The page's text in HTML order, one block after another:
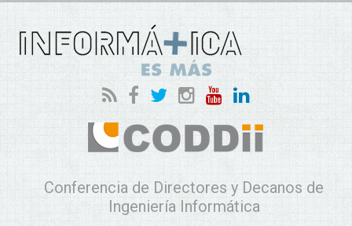
Conferencia de Directores y Decanos de
Ingeniería Informática